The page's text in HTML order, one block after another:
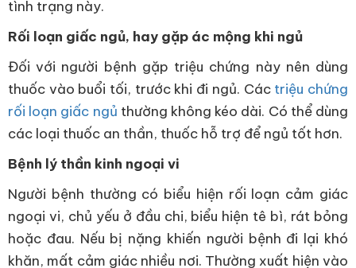
tình trạng này.
Rối loạn giấc ngủ, hay gặp ác mộng khi ngủ
Đối với người bệnh gặp triệu chứng này nên dùng
thuốc vào buổi tối, trước khi đi ngủ. Các triệu chứng
rối loạn giấc ngủ thường không kéo dài. Có thể dùng
các loại thuốc an thần, thuốc hỗ trợ để ngủ tốt hơn.
Bệnh lý thần kinh ngoại vi
Người bệnh thường có biểu hiện rối loạn cảm giác
ngoại vi, chủ yếu ở đầu chi, biểu hiện tê bì, rát bỏng
hoặc đau. Nếu bị nặng khiến người bệnh đi lại khó
khăn, mất cảm giác nhiều nơi. Thường xuất hiện vào